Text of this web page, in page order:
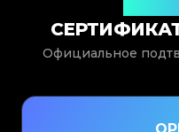
Официальное